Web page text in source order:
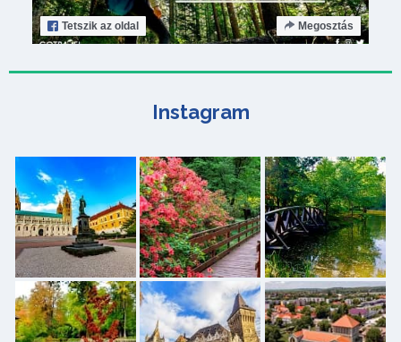
Tetszik az oldal Megosztás
Instagram